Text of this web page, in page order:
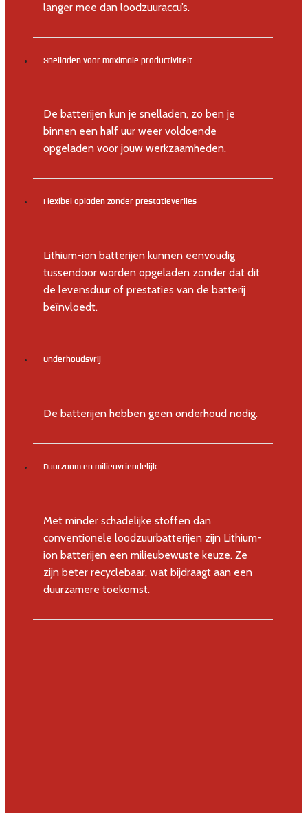
langer mee dan loodzuuraccu’s.
Snelladen voor maximale productiviteit
De batterijen kun je snelladen, zo ben je
binnen een half uur weer voldoende
opgeladen voor jouw werkzaamheden.
Flexibel opladen zonder prestatieverlies
Lithium-ion batterijen kunnen eenvoudig
tussendoor worden opgeladen zonder dat dit
de levensduur of prestaties van de batterij
beïnvloedt.
Onderhoudsvrij
De batterijen hebben geen onderhoud nodig.
Duurzaam en milieuvriendelijk
Met minder schadelijke stoffen dan
conventionele loodzuurbatterijen zijn Lithium-
ion batterijen een milieubewuste keuze. Ze
zijn beter recyclebaar, wat bijdraagt aan een
duurzamere toekomst.